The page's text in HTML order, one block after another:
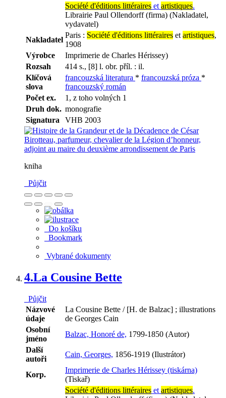
Société d'éditions littéraires et artistiques.
Librairie Paul Ollendorff (firma) (Nakladatel,
vydavatel)
Nakladatel
Paris : Société d'éditions littéraires et artistiques,
1908
Výrobce
Imprimerie de Charles Hérissey)
Rozsah
414 s., [8] l. obr. příl. : il.
Klíčová
slova
francouzská literatura * francouzská próza *
francouzský román
Počet ex.
1, z toho volných 1
Druh dok. monografie
Signatura
VHB 2003
kniha
Půjčit
Do košíku
Bookmark
Vybrané dokumenty
4.La Cousine Bette
Půjčit
Názvové
údaje
La Cousine Bette / [H. de Balzac] ; illustrations
de Georges Cain
Osobní
jméno
Balzac, Honoré de, 1799-1850 (Autor)
Další
autoři
Cain, Georges, 1856-1919 (Ilustrátor)
Korp.
Imprimerie de Charles Hérissey (tiskárna)
(Tiskař)
Société d'éditions littéraires et artistiques.